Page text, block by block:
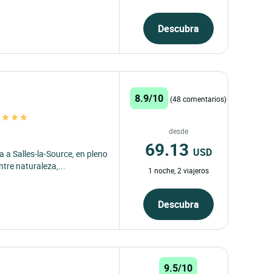
Descubra
a Salles-la-Source, en pleno
naturaleza,...
8.9/10 (48 comentarios)
desde
69.13 USD
1 noche, 2 viajeros
Descubra
9.5/10